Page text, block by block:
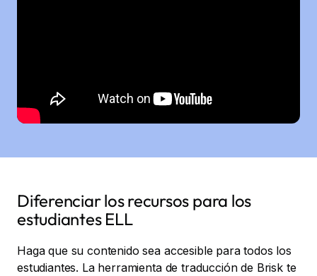
Diferenciar los recursos para los
estudiantes ELL
Haga que su contenido sea accesible para todos los
estudiantes. La herramienta de traducción de Brisk te